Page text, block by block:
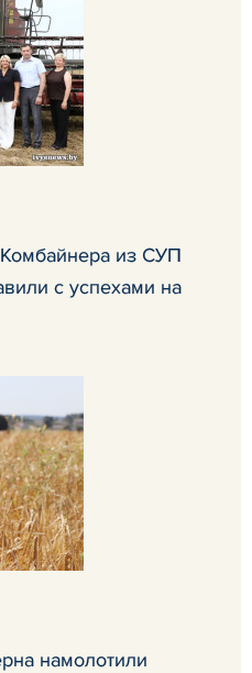
Комбайнера из СУП
с успехами на
намолотили